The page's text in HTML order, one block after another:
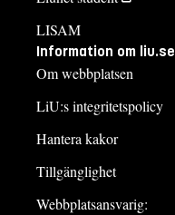
LISAM
Information om liu.se
Om webbplatsen
LiU:s integritetspolicy
Hantera kakor
Tillgänglighet
Webbplatsansvarig: